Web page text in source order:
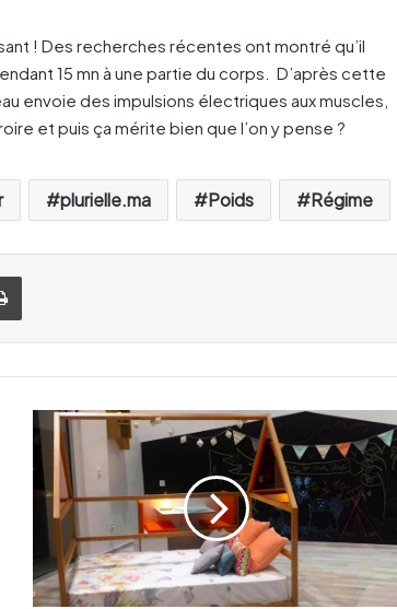
! Des recherches récentes ont montré qu’il
15 mn à une partie du corps. D’après cette
envoie des impulsions électriques aux muscles,
et puis ça mérite bien que l’on y pense ?
plurielle.ma Poids Régime
n
k
i
t
o